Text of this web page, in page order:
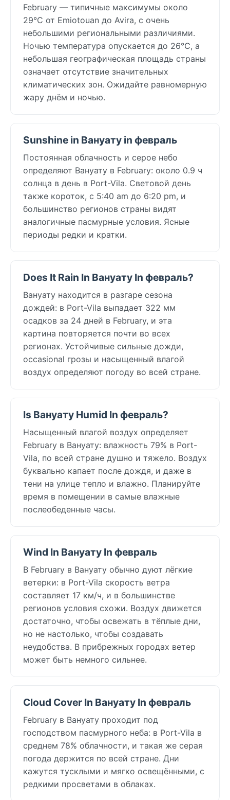
February — типичные максимумы около
29°C от Emiotouan до Avira, с очень
небольшими региональными различиями.
Ночью температура опускается до 26°C, а
небольшая географическая площадь страны
означает отсутствие значительных
климатических зон. Ожидайте равномерную
жару днём и ночью.
Sunshine in Вануату in февраль
Постоянная облачность и серое небо
определяют Вануату в February: около 0.9 ч
солнца в день в Port-Vila. Световой день
также короток, с 5:40 am до 6:20 pm, и
большинство регионов страны видят
аналогичные пасмурные условия. Ясные
периоды редки и кратки.
Does It Rain In Вануату In февраль?
Вануату находится в разгаре сезона
дождей: в Port-Vila выпадает 322 мм
осадков за 24 дней в February, и эта
картина повторяется почти во всех
регионах. Устойчивые сильные дожди,
occasional грозы и насыщенный влагой
воздух определяют погоду во всей стране.
Is Вануату Humid In февраль?
Насыщенный влагой воздух определяет
February в Вануату: влажность 79% в Port-
Vila, по всей стране душно и тяжело. Воздух
буквально капает после дождя, и даже в
тени на улице тепло и влажно. Планируйте
время в помещении в самые влажные
послеобеденные часы.
Wind In Вануату In февраль
В February в Вануату обычно дуют лёгкие
ветерки: в Port-Vila скорость ветра
составляет 17 км/ч, и в большинстве
регионов условия схожи. Воздух движется
достаточно, чтобы освежать в тёплые дни,
но не настолько, чтобы создавать
неудобства. В прибрежных городах ветер
может быть немного сильнее.
Cloud Cover In Вануату In февраль
February в Вануату проходит под
господством пасмурного неба: в Port-Vila в
среднем 78% облачности, и такая же серая
погода держится по всей стране. Дни
кажутся тусклыми и мягко освещёнными, с
редкими просветами в облаках.